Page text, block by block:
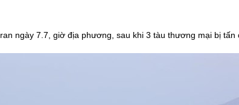
báo chí
Video Doanh nghiệp
ngày 7.7, giờ địa phương, sau khi 3 tàu thương mại bị tấn